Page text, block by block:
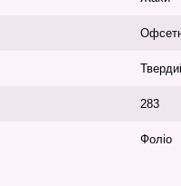
283
Фоліо